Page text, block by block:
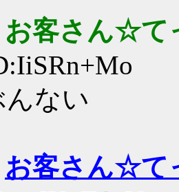
お客さん☆て
んない
お客さん☆て